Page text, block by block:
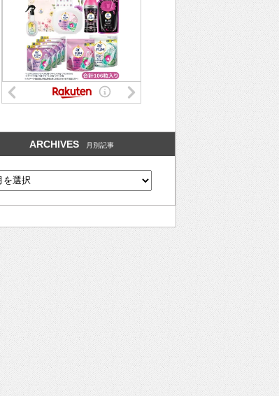
ARCHIVES 月別記事